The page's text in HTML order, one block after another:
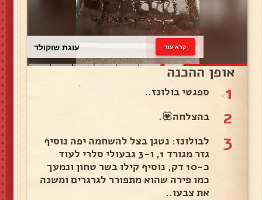
עוגת שוקולד קרא עוד
אופן ההכנה
1 ספגטי בולונז..
2 בהצלחה💟.
3
לבולונז: נטגן בצל להשחמה יפה נוסיף
גזר מגורד 1, ו-3 גבעולי סלרי לעוד
כ-10 דק, נוסיף קילו בשר טחון ונמעך
כמו פירה שהוא מתפורר לגרגרים ומשנה
את צבעו..